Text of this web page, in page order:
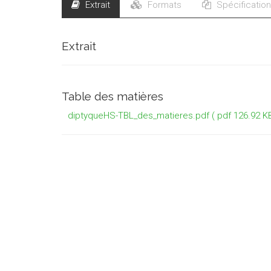
Extrait Formats
Extrait
Table des matières
diptyqueHS-TBL_des_matieres.pdf ( pdf 126.92